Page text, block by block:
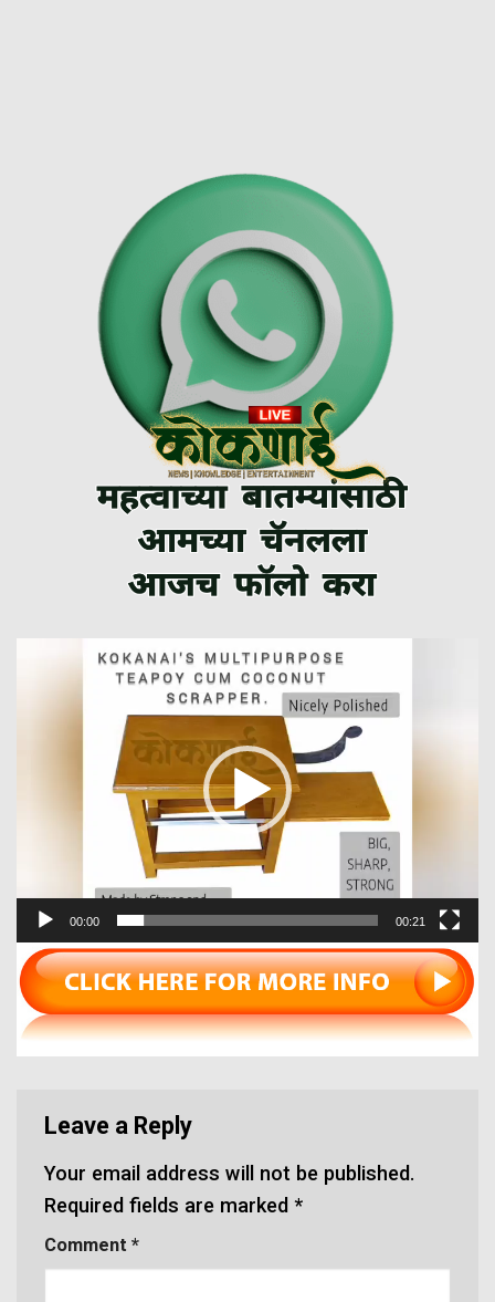
00:00 00:21
Leave a Reply
Your email address will not be published.
Required fields are marked *
Comment *